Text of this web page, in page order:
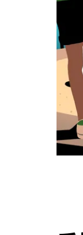
鈕
即
可
關
曆。